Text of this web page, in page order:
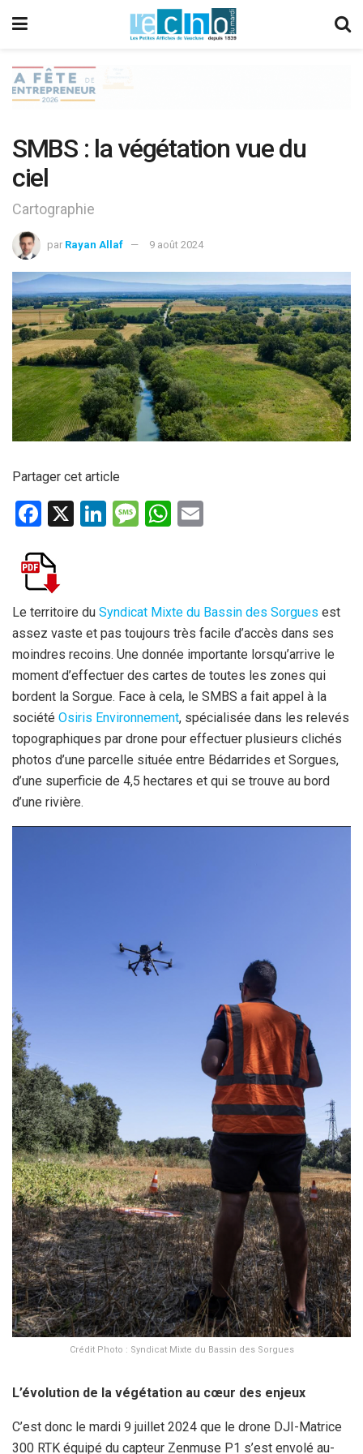
SMBS : la végétation vue du
ciel
Cartographie
par Rayan Allaf 9 août 2024
Partager cet article
F
ce
b
o
o
k
X
Li
n
M
g
e
W
A
p
p
Le territoire du Syndicat Mixte du Bassin des Sorgues est
assez vaste et pas toujours très facile d’accès dans ses
moindres recoins. Une donnée importante lorsqu’arrive le
moment d’effectuer des cartes de toutes les zones qui
bordent la Sorgue. Face à cela, le SMBS a fait appel à la
société Osiris Environnement, spécialisée dans les relevés
topographiques par drone pour effectuer plusieurs clichés
photos d’une parcelle située entre Bédarrides et Sorgues,
d’une superficie de 4,5 hectares et qui se trouve au bord
d’une rivière.
Crédit Photo : Syndicat Mixte du Bassin des Sorgues
L’évolution de la végétation au cœur des enjeux
C’est donc le mardi 9 juillet 2024 que le drone DJI-Matrice
300 RTK équipé du capteur Zenmuse P1 s’est envolé au-